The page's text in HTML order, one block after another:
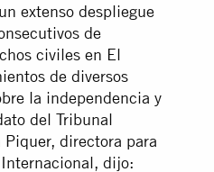
extenso despliegue
de
civiles en El
de diversos
la independencia y
del Tribunal
directora para
dijo: